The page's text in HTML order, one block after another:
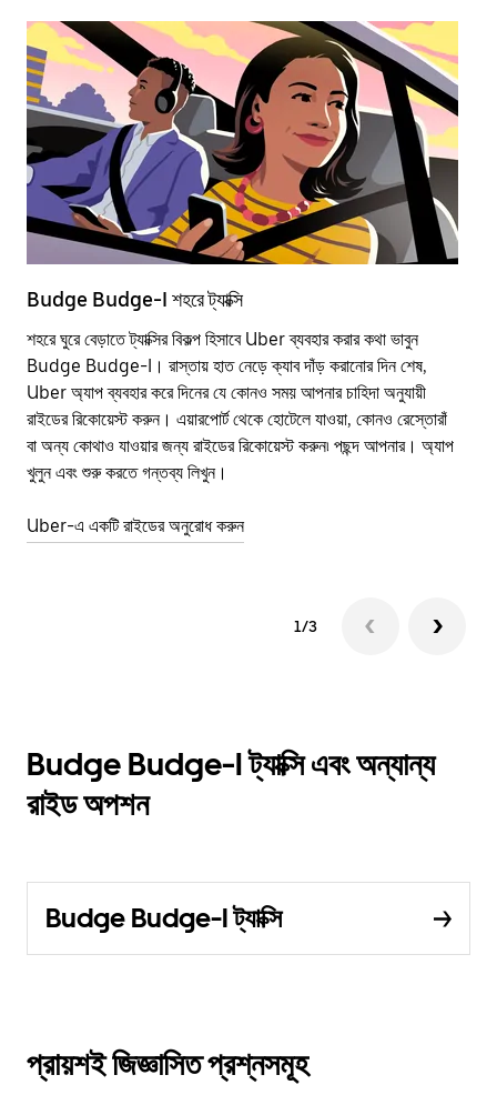
Budge Budge-I শহরে ট্যাক্সি
শহরে ঘুরে বেড়াতে ট্যাক্সির বিকল্প হিসাবে Uber ব্যবহার করার কথা ভাবুন
Budge Budge-I। রাস্তায় হাত নেড়ে ক্যাব দাঁড় করানোর দিন শেষ,
Uber অ্যাপ ব্যবহার করে দিনের যে কোনও সময় আপনার চাহিদা অনুযায়ী
রাইডের রিকোয়েস্ট করুন। এয়ারপোর্ট থেকে হোটেলে যাওয়া, কোনও রেস্তোরাঁ
বা অন্য কোথাও যাওয়ার জন্য রাইডের রিকোয়েস্ট করুন৷ পছন্দ আপনার। অ্যাপ
খুলুন এবং শুরু করতে গন্তব্য লিখুন।
Uber-এ একটি রাইডের অনুরোধ করুন
1/3
Budge Budge-I ট্যাক্সি এবং অন্যান্য
রাইড অপশন
Budge Budge-I ট্যাক্সি
প্রায়শই জিজ্ঞাসিত প্রশ্নসমূহ